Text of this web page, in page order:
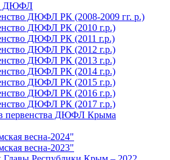
ДЮФЛ
ДЮФЛ РК (2008-2009 гг. р.)
ДЮФЛ РК (2010 г.р.)
ДЮФЛ РК (2011 г.р.)
ДЮФЛ РК (2012 г.р.)
ДЮФЛ РК (2013 г.р.)
ДЮФЛ РК (2014 г.р.)
ДЮФЛ РК (2015 г.р.)
ДЮФЛ РК (2016 г.р.)
ДЮФЛ РК (2017 г.р.)
первенства ДЮФЛ Крыма
весна-2024"
весна-2023"